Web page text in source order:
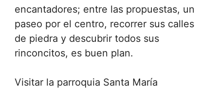
encantadores; entre las propuestas, un
paseo por el centro, recorrer sus calles
de piedra y descubrir todos sus
rinconcitos, es buen plan.
Visitar la parroquia Santa María